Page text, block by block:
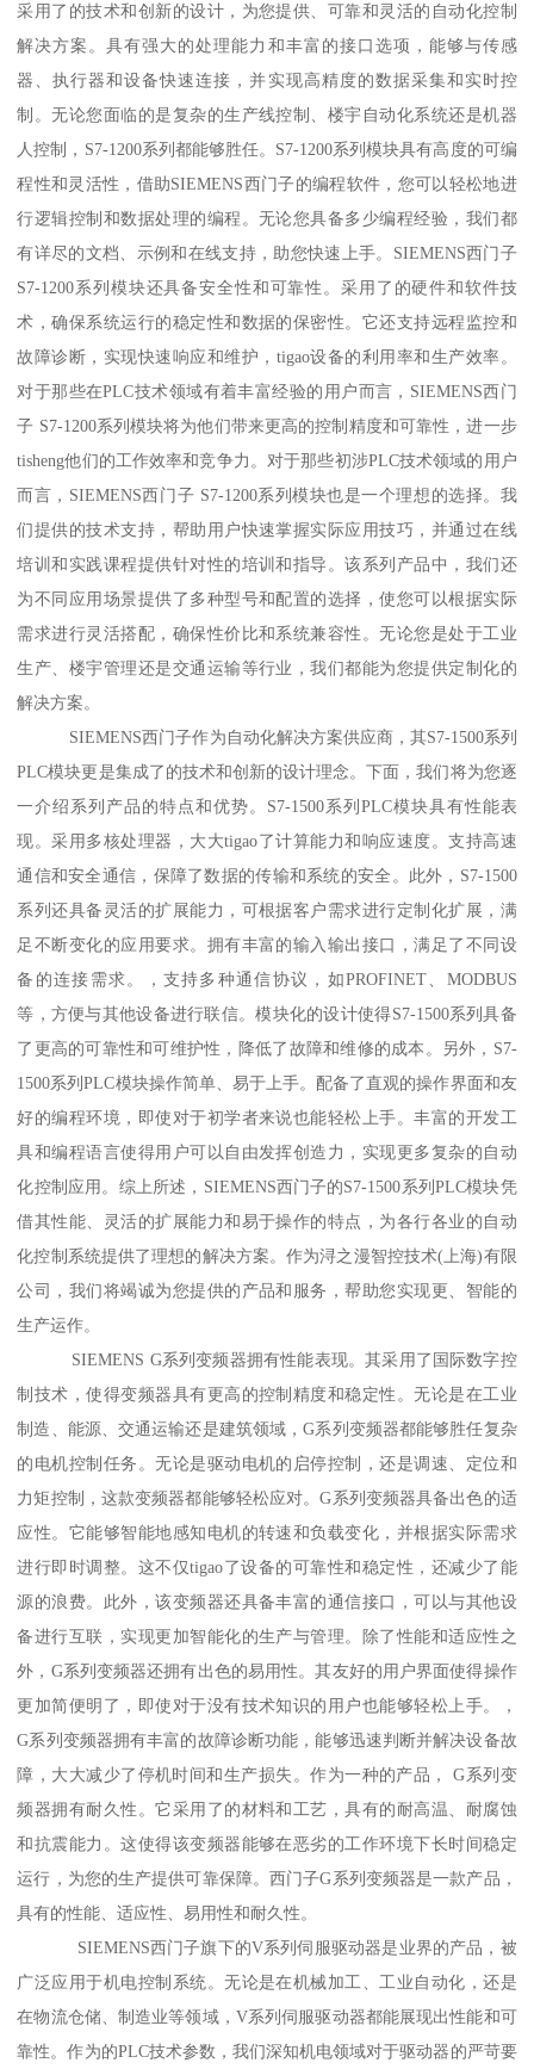
采用了的技术和创新的设计，为您提供、可靠和灵活的自动化控制
解决方案。具有强大的处理能力和丰富的接口选项，能够与传感
器、执行器和设备快速连接，并实现高精度的数据采集和实时控
制。无论您面临的是复杂的生产线控制、楼宇自动化系统还是机器
人控制，S7-1200系列都能够胜任。S7-1200系列模块具有高度的可编
程性和灵活性，借助SIEMENS西门子的编程软件，您可以轻松地进
行逻辑控制和数据处理的编程。无论您具备多少编程经验，我们都
有详尽的文档、示例和在线支持，助您快速上手。SIEMENS西门子
S7-1200系列模块还具备安全性和可靠性。采用了的硬件和软件技
术，确保系统运行的稳定性和数据的保密性。它还支持远程监控和
故障诊断，实现快速响应和维护，tigao设备的利用率和生产效率。
对于那些在PLC技术领域有着丰富经验的用户而言，SIEMENS西门
子 S7-1200系列模块将为他们带来更高的控制精度和可靠性，进一步
tisheng他们的工作效率和竞争力。对于那些初涉PLC技术领域的用户
而言，SIEMENS西门子 S7-1200系列模块也是一个理想的选择。我
们提供的技术支持，帮助用户快速掌握实际应用技巧，并通过在线
培训和实践课程提供针对性的培训和指导。该系列产品中，我们还
为不同应用场景提供了多种型号和配置的选择，使您可以根据实际
需求进行灵活搭配，确保性价比和系统兼容性。无论您是处于工业
生产、楼宇管理还是交通运输等行业，我们都能为您提供定制化的
解决方案。
SIEMENS西门子作为自动化解决方案供应商，其S7-1500系列
PLC模块更是集成了的技术和创新的设计理念。下面，我们将为您逐
一介绍系列产品的特点和优势。S7-1500系列PLC模块具有性能表
现。采用多核处理器，大大tigao了计算能力和响应速度。支持高速
通信和安全通信，保障了数据的传输和系统的安全。此外，S7-1500
系列还具备灵活的扩展能力，可根据客户需求进行定制化扩展，满
足不断变化的应用要求。拥有丰富的输入输出接口，满足了不同设
备的连接需求。，支持多种通信协议，如PROFINET、MODBUS
等，方便与其他设备进行联信。模块化的设计使得S7-1500系列具备
了更高的可靠性和可维护性，降低了故障和维修的成本。另外，S7-
1500系列PLC模块操作简单、易于上手。配备了直观的操作界面和友
好的编程环境，即使对于初学者来说也能轻松上手。丰富的开发工
具和编程语言使得用户可以自由发挥创造力，实现更多复杂的自动
化控制应用。综上所述，SIEMENS西门子的S7-1500系列PLC模块凭
借其性能、灵活的扩展能力和易于操作的特点，为各行各业的自动
化控制系统提供了理想的解决方案。作为浔之漫智控技术(上海)有限
公司，我们将竭诚为您提供的产品和服务，帮助您实现更、智能的
生产运作。
SIEMENS G系列变频器拥有性能表现。其采用了国际数字控
制技术，使得变频器具有更高的控制精度和稳定性。无论是在工业
制造、能源、交通运输还是建筑领域，G系列变频器都能够胜任复杂
的电机控制任务。无论是驱动电机的启停控制，还是调速、定位和
力矩控制，这款变频器都能够轻松应对。G系列变频器具备出色的适
应性。它能够智能地感知电机的转速和负载变化，并根据实际需求
进行即时调整。这不仅tigao了设备的可靠性和稳定性，还减少了能
源的浪费。此外，该变频器还具备丰富的通信接口，可以与其他设
备进行互联，实现更加智能化的生产与管理。除了性能和适应性之
外，G系列变频器还拥有出色的易用性。其友好的用户界面使得操作
更加简便明了，即使对于没有技术知识的用户也能够轻松上手。，
G系列变频器拥有丰富的故障诊断功能，能够迅速判断并解决设备故
障，大大减少了停机时间和生产损失。作为一种的产品， G系列变
频器拥有耐久性。它采用了的材料和工艺，具有的耐高温、耐腐蚀
和抗震能力。这使得该变频器能够在恶劣的工作环境下长时间稳定
运行，为您的生产提供可靠保障。西门子G系列变频器是一款产品，
具有的性能、适应性、易用性和耐久性。
SIEMENS西门子旗下的V系列伺服驱动器是业界的产品，被
广泛应用于机电控制系统。无论是在机械加工、工业自动化，还是
在物流仓储、制造业等领域，V系列伺服驱动器都能展现出性能和可
靠性。作为的PLC技术参数，我们深知机电领域对于驱动器的严苛要